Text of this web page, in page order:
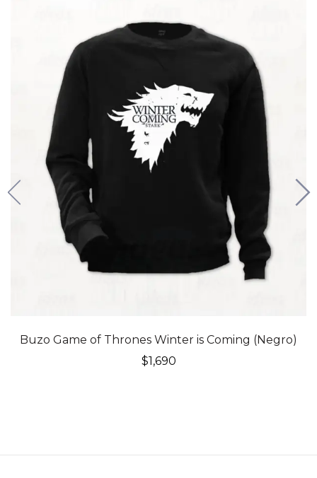
Buzo Game of Thrones Winter is Coming (Negro)
$1,690